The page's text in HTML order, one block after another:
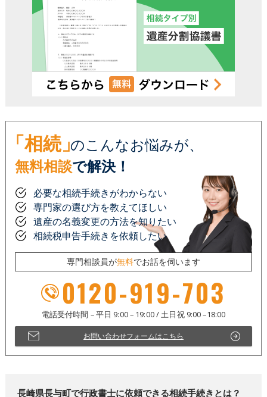
電話受付時間 – 平日 9:00 – 19:00 / 土日祝 9:00 –18:00
「相続」のこんなお悩みが、
無料相談で解決！
必要な相続手続きがわからない
専門家の選び方を教えてほしい
遺産の名義変更の方法を知りたい
相続税申告手続きを依頼したい
専門相談員が無料でお話を伺います
0120-919-703
お問い合わせフォームはこちら
長崎県長与町で行政書士に依頼できる相続手続きとは？